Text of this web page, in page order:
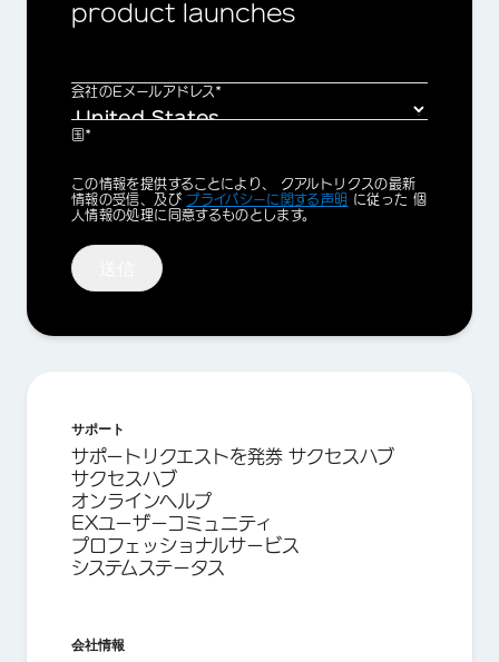
product launches
会社のEメールアドレス*
国*
Privacy
Optin
この情報を提供することにより、 クアルトリクスの最新
情報の受信、及び プライバシーに関する声明 に従った 個
人情報の処理に同意するものとします。
サポート
サポートリクエストを発券 サクセスハブ
サクセスハブ
オンラインヘルプ
EXユーザーコミュニティ
プロフェッショナルサービス
システムステータス
会社情報